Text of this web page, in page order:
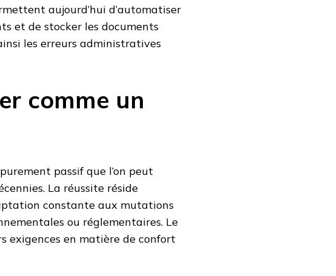
aujourd’hui d’automatiser
et de stocker les documents
les erreurs administratives
comme un
passif que l’on peut
La réussite réside
constante aux mutations
ou réglementaires. Le
exigences en matière de confort